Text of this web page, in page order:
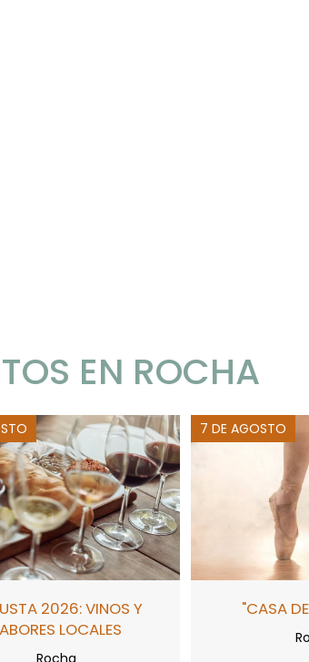
EN ROCHA
2026: VINOS Y
LOCALES
Rocha
7 DE AGOSTO
"CASA